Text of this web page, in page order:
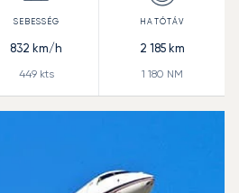
832 km/h
449kts
2 185km
1 180 NM